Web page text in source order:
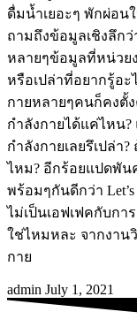
ดื่มน้ำเยอะๆ พักผ่อน
ถามถึงข้อมูลเชิงลึก
หลายๆข้อมูลที่หน่วย
หรือเปล่าที่อยากรู้อะ
กายหลายๆคนก็คงตั้
กำลังกายได้แค่ไหน?
กำลังกายเลยรึเปล่า
ไหม? อีกร้อยแปดพัน
พร้อมๆกันดีกว่า
ไม่เป็นเอฟเฟคกับกา
ใช่ไหมหละ จากงาน
กาย
admin July 1, 2021